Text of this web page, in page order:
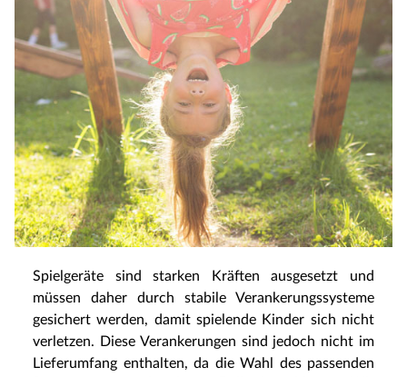
Spielgeräte sind starken Kräften ausgesetzt und
müssen daher durch stabile Verankerungssysteme
gesichert werden, damit spielende Kinder sich nicht
verletzen. Diese Verankerungen sind jedoch nicht im
Lieferumfang enthalten, da die Wahl des passenden